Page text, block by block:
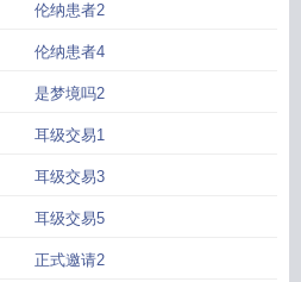
伦纳患者2
伦纳患者4
是梦境吗2
耳级交易1
耳级交易3
耳级交易5
正式邀请2